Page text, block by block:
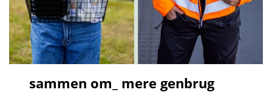
sammen om_ mere genbrug